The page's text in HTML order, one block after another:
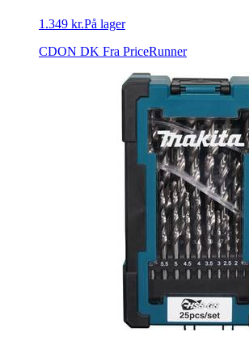
1.349 kr.På lager
CDON DK Fra PriceRunner